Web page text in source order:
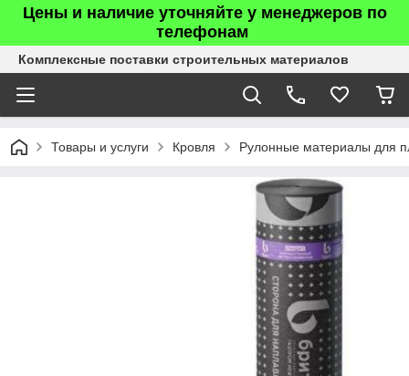
Цены и наличие уточняйте у менеджеров по
телефонам
Комплексные поставки строительных материалов
Товары и услуги Кровля Рулонные материалы для